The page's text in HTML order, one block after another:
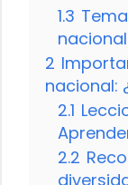
1.3
nacional
2
nacional:
2.1
2.2